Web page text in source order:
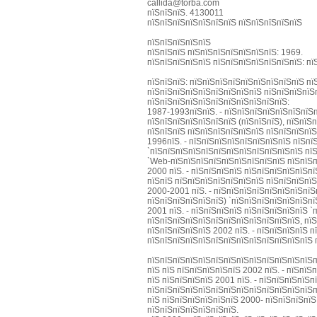
callida@torba.com
пїЅпїЅпїЅ. 4130011
пїЅпїЅпїЅпїЅпїЅпїЅпїЅ пїЅпїЅпїЅпїЅпїЅ
пїЅпїЅпїЅпїЅпїЅ
пїЅпїЅпїЅ пїЅпїЅпїЅпїЅпїЅпїЅпїЅ: 1969.
пїЅпїЅпїЅпїЅпїЅ пїЅпїЅпїЅпїЅпїЅпїЅпїЅ:
пїЅпїЅпїЅ: пїЅпїЅпїЅпїЅпїЅпїЅпїЅпїЅпїЅ
пїЅпїЅпїЅпїЅпїЅпїЅпїЅпїЅпїЅ
пїЅпїЅпїЅпїЅпїЅпїЅпїЅпїЅпїЅпїЅпїЅ:
1987-1993пїЅпїЅ. -
пїЅпїЅпїЅпїЅпїЅпїЅпїЅ (пїЅпїЅпїЅ),
пїЅпїЅпїЅ пїЅпїЅпїЅпїЅпїЅпїЅ
1996пїЅ. - пїЅпїЅпїЅпїЅпїЅпїЅпїЅпїЅ
`пїЅпїЅпїЅпїЅпїЅпїЅпїЅпїЅпїЅпїЅпїЅпїЅ
`Web-пїЅпїЅпїЅпїЅпїЅпїЅпїЅпїЅпїЅ
2000 пїЅ. - пїЅпїЅпїЅпїЅ
пїЅпїЅ пїЅпїЅпїЅпїЅпїЅпїЅпїЅ
2000-2001 пїЅ. -
пїЅпїЅпїЅпїЅпїЅпїЅ)
2001 пїЅ. - пїЅпїЅпїЅпїЅ пїЅпїЅпїЅпїЅпїЅ
пїЅпїЅпїЅпїЅпїЅпїЅпїЅпїЅпїЅпїЅпїЅпїЅ,
пїЅпїЅпїЅпїЅпїЅ 2002 пїЅ. - пїЅпїЅпїЅпїЅ
пїЅ пїЅ пїЅпїЅпїЅпїЅпїЅ 2002 пїЅ. -
пїЅ пїЅпїЅпїЅпїЅ 2001 пїЅ. -
пїЅ пїЅпїЅпїЅпїЅпїЅпїЅ 2000-
пїЅпїЅпїЅпїЅпїЅпїЅпїЅ.